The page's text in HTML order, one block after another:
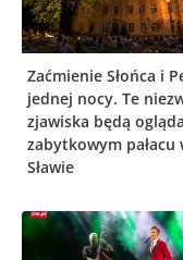
Zaćmienie Słońca i
jednej nocy. Te
zjawiska będą
zabytkowym pałacu
Sławie